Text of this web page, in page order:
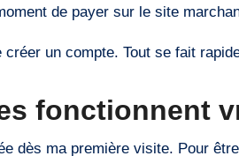
de payer sur le site
un compte. Tout se fait
fonctionnent
dès ma première visite. Pour